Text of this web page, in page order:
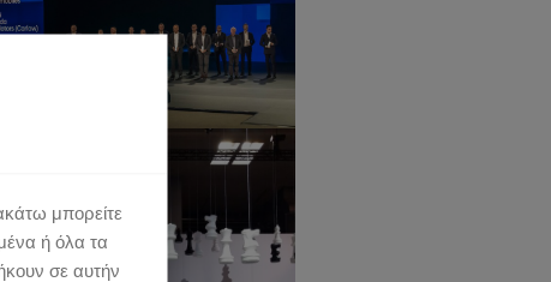
μπορείτε
ή όλα τα
σε αυτήν